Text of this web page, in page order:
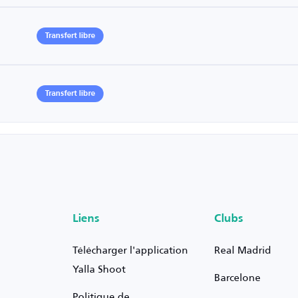
Transfert libre
Transfert libre
Liens
Télécharger l'application
Yalla Shoot
Clubs
Real Madrid
Barcelone